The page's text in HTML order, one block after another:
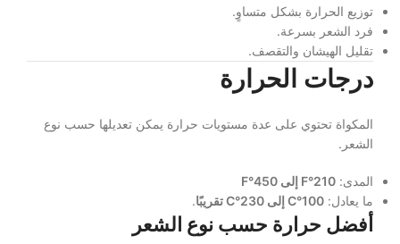
توزيع الحرارة بشكل متساوٍ.
فرد الشعر بسرعة.
تقليل الهيشان والتقصف.
درجات الحرارة
المكواة تحتوي على عدة مستويات حرارة يمكن تعديلها حسب نوع
الشعر.
المدى: 210°F إلى 450°F
ما يعادل: 100°C إلى 230°C تقريبًا .
أفضل حرارة حسب نوع الشعر